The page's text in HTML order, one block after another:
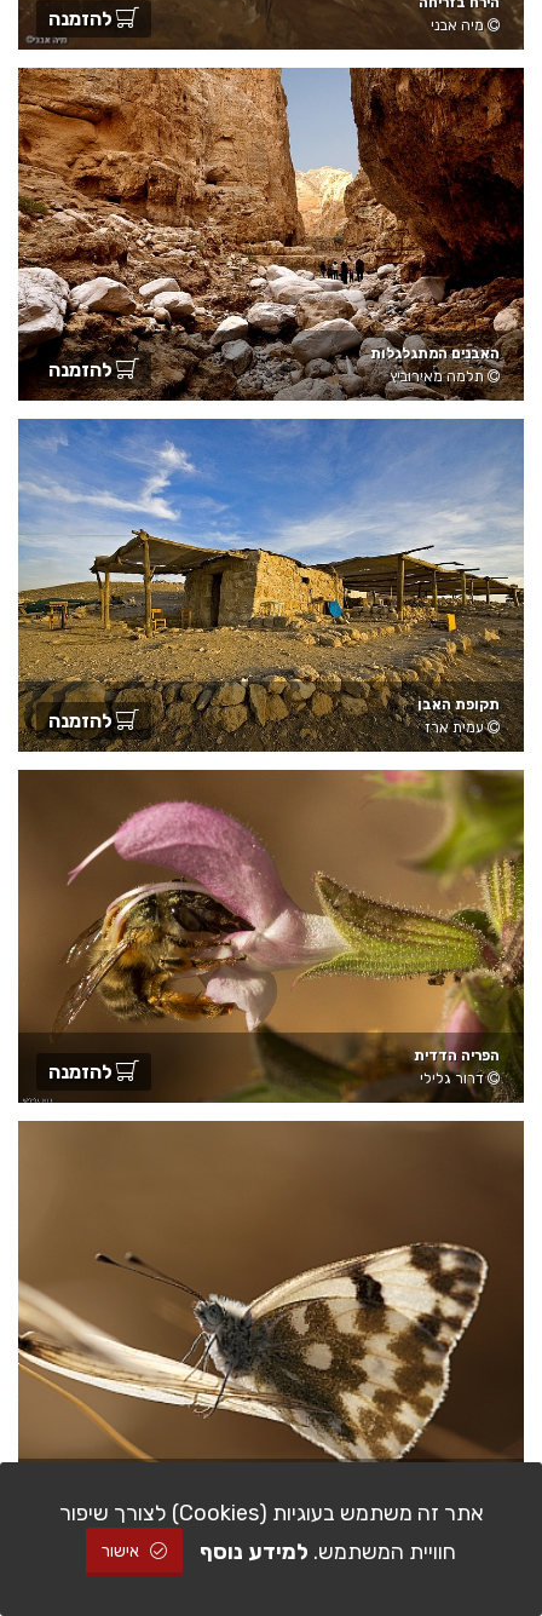
מיה אבני
להזמנה
האבנים המתגלגלות
תלמה מאירוביץ
להזמנה
תקופת האבן
עמית ארז
להזמנה
הפריה הדדית
דרור גלילי
להזמנה
יעקב יואב
אתר זה משתמש בעוגיות (Cookies) לצורך שיפור
חוויית המשתמש. למידע נוסף